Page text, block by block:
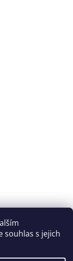
souhlas s jejich